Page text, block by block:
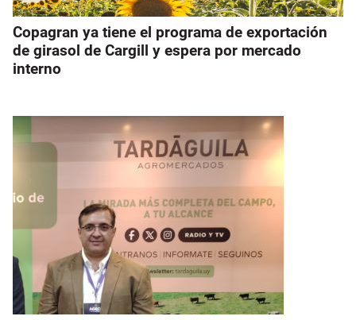
Copagran ya tiene el programa de exportación
de girasol de Cargill y espera por mercado
interno